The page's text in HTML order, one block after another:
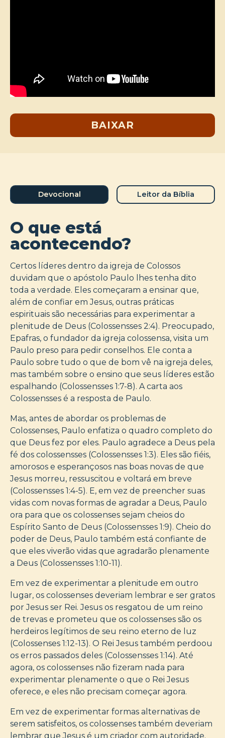
BAIXAR
Devocional Leitor da Bíblia
O que está
acontecendo?
Certos líderes dentro da igreja de Colossos
duvidam que o apóstolo Paulo lhes tenha dito
toda a verdade. Eles começaram a ensinar que,
além de confiar em Jesus, outras práticas
espirituais são necessárias para experimentar a
plenitude de Deus (Colossensses 2:4). Preocupado,
Epafras, o fundador da igreja colossensa, visita um
Paulo preso para pedir conselhos. Ele conta a
Paulo sobre tudo o que de bom vê na igreja deles,
mas também sobre o ensino que seus líderes estão
espalhando (Colossensses 1:7-8). A carta aos
Colossensses é a resposta de Paulo.
Mas, antes de abordar os problemas de
Colossenses, Paulo enfatiza o quadro completo do
que Deus fez por eles. Paulo agradece a Deus pela
fé dos colossensses (Colossensses 1:3). Eles são fiéis,
amorosos e esperançosos nas boas novas de que
Jesus morreu, ressuscitou e voltará em breve
(Colossensses 1:4-5). E, em vez de preencher suas
vidas com novas formas de agradar a Deus, Paulo
ora para que os colossenses sejam cheios do
Espírito Santo de Deus (Colossensses 1:9). Cheio do
poder de Deus, Paulo também está confiante de
que eles viverão vidas que agradarão plenamente
a Deus (Colossensses 1:10-11).
Em vez de experimentar a plenitude em outro
lugar, os colossenses deveriam lembrar e ser gratos
por Jesus ser Rei. Jesus os resgatou de um reino
de trevas e prometeu que os colossenses são os
herdeiros legítimos de seu reino eterno de luz
(Colossenses 1:12-13). O Rei Jesus também perdoou
os erros passados deles (Colossensses 1:14). Até
agora, os colossenses não fizeram nada para
experimentar plenamente o que o Rei Jesus
oferece, e eles não precisam começar agora.
Em vez de experimentar formas alternativas de
serem satisfeitos, os colossenses também deveriam
lembrar que Jesus é um criador com autoridade.